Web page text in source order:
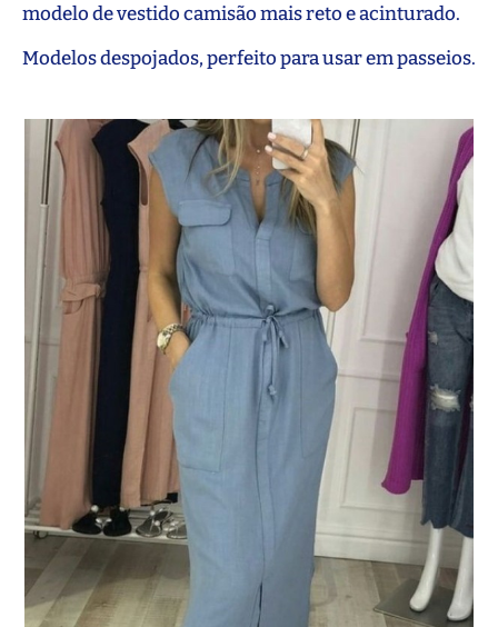
modelo de vestido camisão mais reto e acinturado.
Modelos despojados, perfeito para usar em passeios.